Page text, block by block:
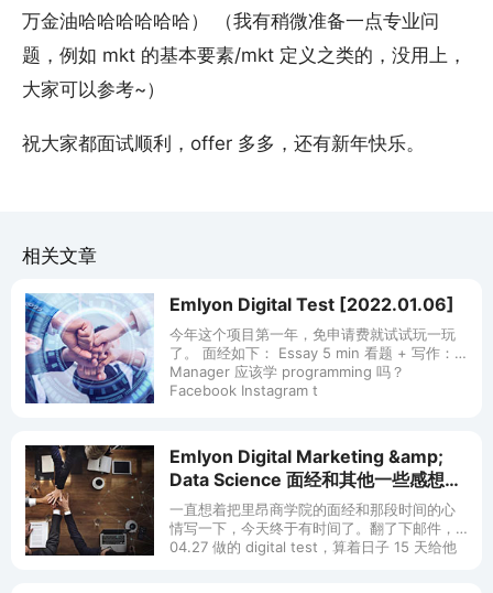
万金油哈哈哈哈哈哈） （我有稍微准备一点专业问
题，例如 mkt 的基本要素/mkt 定义之类的，没用上，
大家可以参考~）
祝大家都面试顺利，offer 多多，还有新年快乐。
相关文章
Emlyon Digital Test [2022.01.06]
今年这个项目第一年，免申请费就试试玩一玩
了。 面经如下： Essay 5 min 看题 + 写作：
Manager 应该学 programming 吗？
Facebook Instagram t
Emlyon Digital Marketing &amp;
Data Science 面经和其他一些感想
[2022.06.17]
一直想着把里昂商学院的面经和那段时间的心
情写一下，今天终于有时间了。翻了下邮件，
04.27 做的 digital test，算着日子 15 天给他